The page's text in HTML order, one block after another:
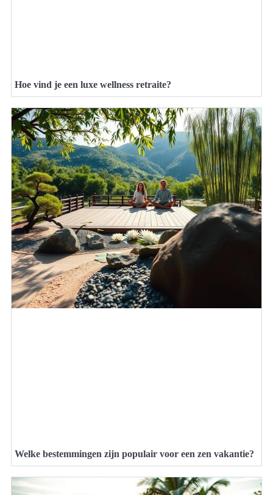
Hoe vind je een luxe wellness retraite?
Welke bestemmingen zijn populair voor een zen vakantie?